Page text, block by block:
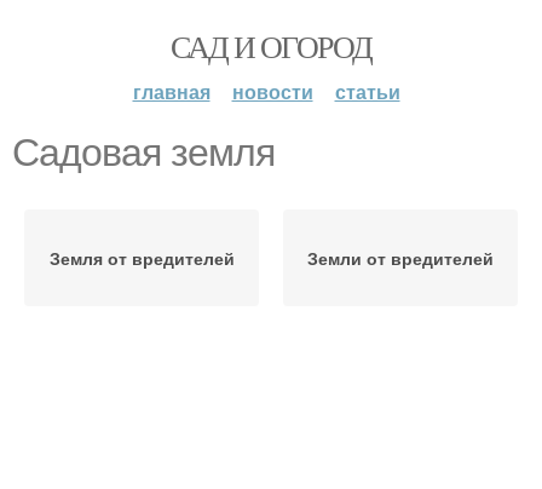
САД И ОГОРОД
главная новости статьи
Садовая земля
Земля от вредителей Земли от вредителей